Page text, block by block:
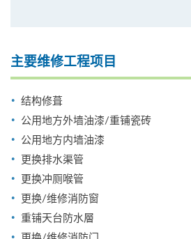
主要维修工程项目
结构修葺
公用地方外墙油漆/重铺瓷砖
公用地方内墙油漆
更换排水渠管
更换冲厕喉管
更换/维修消防窗
重铺天台防水層